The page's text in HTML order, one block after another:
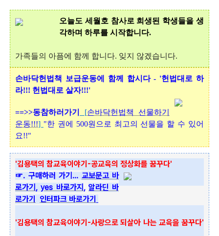
오늘도 세월호 참사로 희생된 학생들을 생
각하며 하루를 시작합니다.
가족들의 아픔에 함께 합니다. 잊지 않겠습니다.
손바닥헌법책 보급운동에 함께 합시다 - '헌법대로 하
라!!! 헌법대로 살자!!!'
==>>동참하러가기 [손바닥헌법책 선물하기
운동!!!] "한 권에 500원으로 최고의 선물을 할 수 있어
요!!"
'김용택의 참교육이야기-공교육의 정상화를 꿈꾸다'
☞. 구매하러 가기... 교보문고 바
로가기 ,yes 바로가지 , 알라딘 바
로가기
인터파크 바로가기
'김용택의 참교육이야기-사랑으로 되살아 나는 교육을 꿈꾸다'